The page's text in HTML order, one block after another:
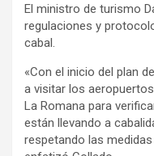
El ministro de turismo
regulaciones y
cabal.
«Con el inicio del plan
a visitar los
La Romana para
están llevando a
respetando las